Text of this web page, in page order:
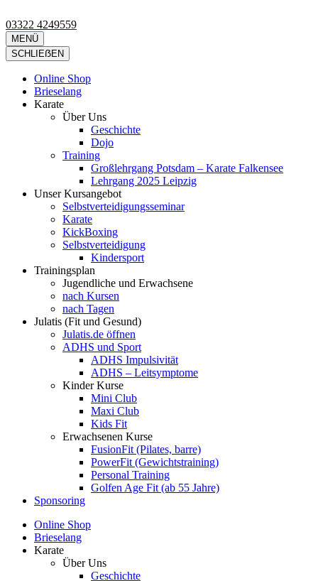
Inhalt
springen
(Eingabetaste
drücken)
Kimura Shukokai Karate in Falkensee
Wir bieten profesionelle Karatekurse für groß und klein an.
03322 4249559
MENÜ
SCHLIEẞEN
Online Shop
Brieselang
Karate
Über Uns
Geschichte
Dojo
Training
Großlehrgang Potsdam – Karate Falkensee
Lehrgang 2025 Leipzig
Unser Kursangebot
Selbstverteidigungsseminar
Karate
KickBoxing
Selbstverteidigung
Kindersport
Trainingsplan
Jugendliche und Erwachsene
nach Kursen
nach Tagen
Julatis (Fit und Gesund)
Julatis.de öffnen
ADHS und Sport
ADHS Impulsivität
ADHS – Leitsymptome
Kinder Kurse
Mini Club
Maxi Club
Kids Fit
Erwachsenen Kurse
FusionFit (Pilates, barre)
PowerFit (Gewichtstraining)
Personal Training
Golfen Age Fit (ab 55 Jahre)
Sponsoring
Online Shop
Brieselang
Karate
Über Uns
Geschichte